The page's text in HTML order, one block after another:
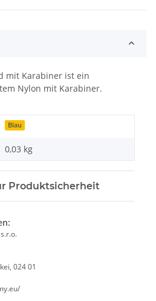
mit Karabiner ist ein
Nylon mit Karabiner.
Blau
0,03 kg
Produktsicherheit
024 01